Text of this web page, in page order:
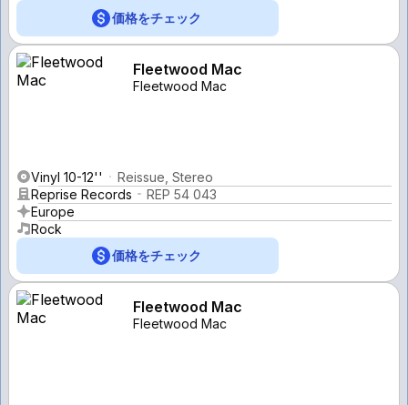
価格をチェック
Fleetwood Mac
Fleetwood Mac
Vinyl 10-12''
Reissue, Stereo
Reprise Records
REP 54 043
Europe
Rock
価格をチェック
Fleetwood Mac
Fleetwood Mac